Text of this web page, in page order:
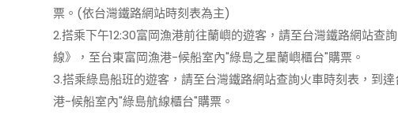
票。(依台灣鐵路網站時刻表為主)
2.搭乘下午12:30富岡漁港前往蘭嶼的遊客，請至台灣鐵路網站
線》，至台東富岡漁港-候船室內"綠島之星蘭嶼櫃台"購票。
3.搭乘綠島船班的遊客，請至台灣鐵路網站查詢火車時刻表，到
港-候船室內"綠島航線櫃台"購票。